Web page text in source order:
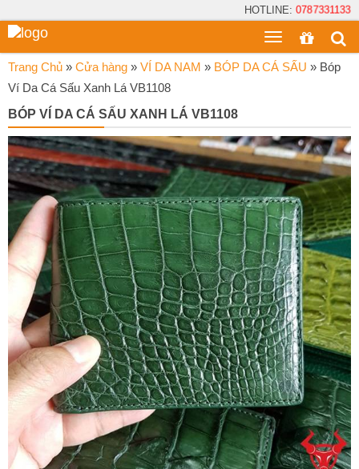
HOTLINE: 0787331133
Toggle
menu
Trang Chủ » Cửa hàng » VÍ DA NAM » BÓP DA CÁ SẤU » Bóp
Ví Da Cá Sấu Xanh Lá VB1108
BÓP VÍ DA CÁ SẤU XANH LÁ VB1108